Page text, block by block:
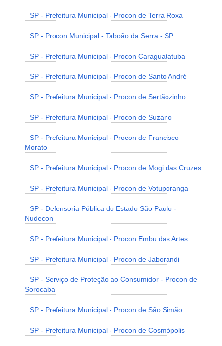
SP - Prefeitura Municipal - Procon de Terra Roxa
SP - Procon Municipal - Taboão da Serra - SP
SP - Prefeitura Municipal - Procon Caraguatatuba
SP - Prefeitura Municipal - Procon de Santo André
SP - Prefeitura Municipal - Procon de Sertãozinho
SP - Prefeitura Municipal - Procon de Suzano
SP - Prefeitura Municipal - Procon de Francisco
Morato
SP - Prefeitura Municipal - Procon de Mogi das Cruzes
SP - Prefeitura Municipal - Procon de Votuporanga
SP - Defensoria Pública do Estado São Paulo -
Nudecon
SP - Prefeitura Municipal - Procon Embu das Artes
SP - Prefeitura Municipal - Procon de Jaborandi
SP - Serviço de Proteção ao Consumidor - Procon de
Sorocaba
SP - Prefeitura Municipal - Procon de São Simão
SP - Prefeitura Municipal - Procon de Cosmópolis